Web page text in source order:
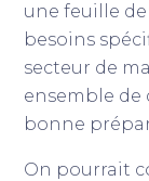
une feuille
besoins
secteur de
ensemble de
bonne
On pourrait